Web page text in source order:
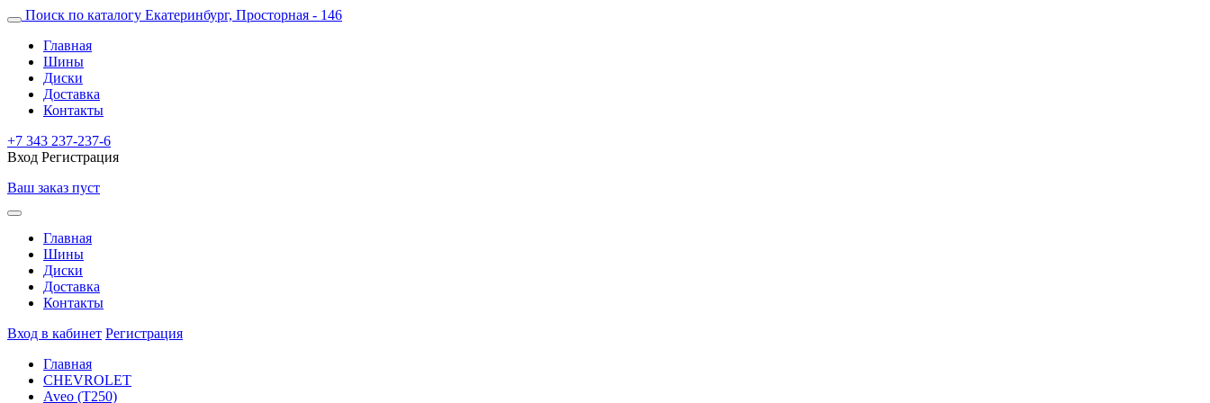
Поиск по каталогу Екатеринбург, Просторная - 146
Главная
Шины
Диски
Доставка
Контакты
+7 343 237-237-6
Вход Регистрация
Ваш заказ пуст
Главная
Шины
Диски
Доставка
Контакты
Вход в кабинет Регистрация
Главная
CHEVROLET
Aveo (T250)